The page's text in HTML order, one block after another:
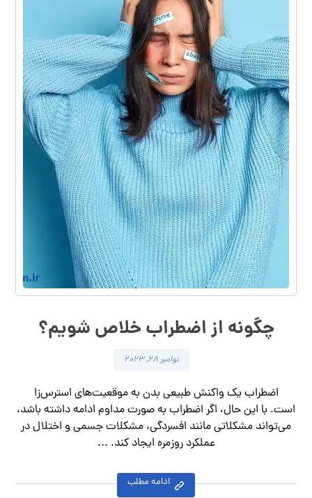
چگونه از اضطراب خلاص شویم؟
نوامبر ۲۸, ۲۰۲۳
اضطراب یک واکنش طبیعی بدن به موقعیت‌های استرس‌زا
است. با این حال، اگر اضطراب به صورت مداوم ادامه داشته باشد،
می‌تواند مشکلاتی مانند افسردگی، مشکلات جسمی و اختلال در
عملکرد روزمره ایجاد کند. ...
ادامه مطلب